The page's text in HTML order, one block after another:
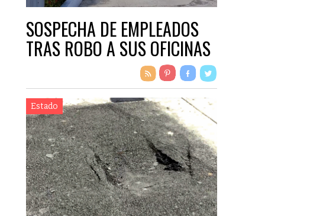
SOSPECHA DE EMPLEADOS
TRAS ROBO A SUS OFICINAS
Estado